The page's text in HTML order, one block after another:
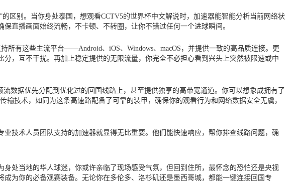
区别。当你身处泰国，想观看CCTV5的世界杯中文解说时，加速器能智能分析当前网络状
直播画面始终流畅，不卡顿、不转圈，让你不错过任何一个进球瞬间。
所有这些主流平台——Android、iOS、Windows、macOS，并提供一致的高品质连接。更
，互不干扰。再加上稳定提供的无限流量，你完全不必担心看到兴头上突然被限速或中
数据优先分配到优化过的回国线路上，甚至提供独享的高带宽通道。你可以想象成拥有了
技术，如同为这条高速路配备了可靠的装甲，确保你的观看行为和网络数据安全无虞，
技术人员团队支持的加速器就显得无比重要。他们能快速响应，帮你排查线路问题，确
处当地的华人球迷，你或许亲临了现场感受气氛，但回到住所，最怀念的恐怕还是央视
为你的必备观赛装备。无论你在多伦多、洛杉矶还是墨西哥城，都能一键连接回国专